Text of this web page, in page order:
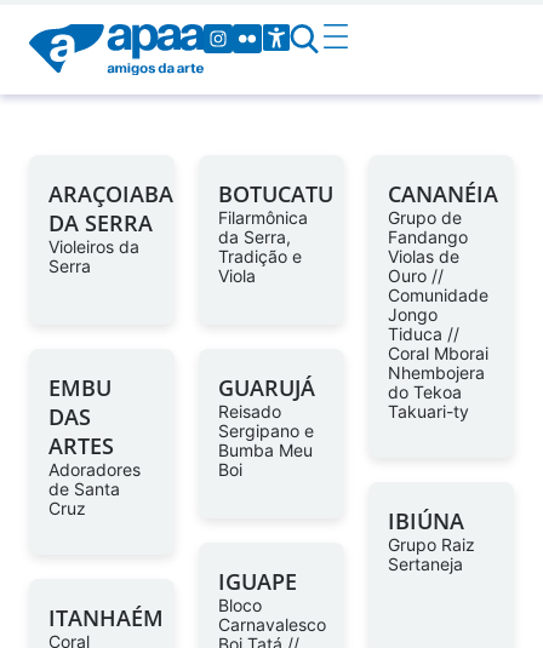
ARAÇOIABA
DA SERRA
Violeiros da
Serra
BOTUCATU
Filarmônica
da Serra,
Tradição e
Viola
CANANÉIA
Grupo de
Fandango
Violas de
Ouro //
Comunidade
Jongo
Tiduca //
Coral Mborai
Nhembojera
do Tekoa
Takuari-ty
EMBU
DAS
ARTES
Adoradores
de Santa
Cruz
GUARUJÁ
Reisado
Sergipano e
Bumba Meu
Boi
IBIÚNA
Grupo Raiz
Sertaneja
IGUAPE
Bloco
Carnavalesco
Boi Tatá //
ITANHAÉM
Coral